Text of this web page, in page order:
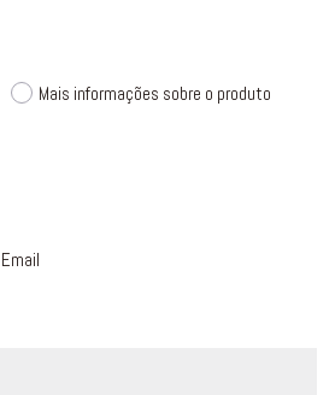
Mais informações sobre o produto
Email